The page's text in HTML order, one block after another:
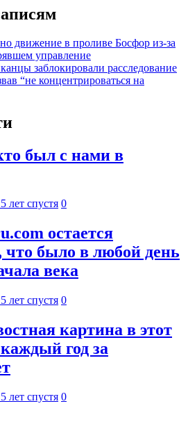
движение в проливе Босфор из-за
управление
заблокировали расследование
“не концентрироваться на
был с нами в
5 лет спустя 0
остается
было в любой день
века
5 лет спустя 0
картина в этот
год за
5 лет спустя 0